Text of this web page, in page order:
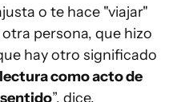
o te hace "viajar"
persona, que hizo
hay otro significado
como acto de
”, dice.